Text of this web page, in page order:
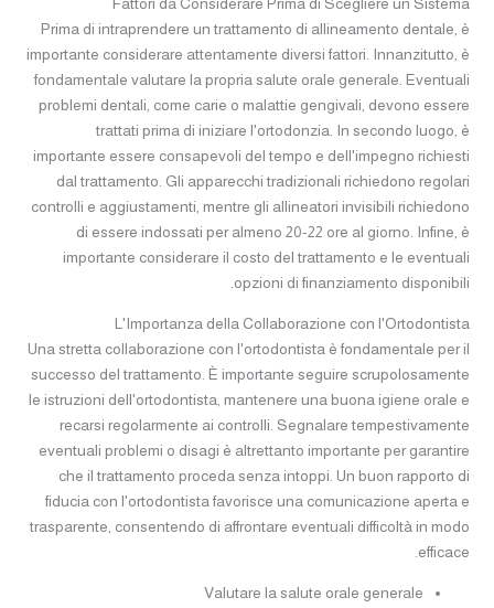
Prima di intraprendere un trattamento di allineamento dentale, è
importante considerare attentamente diversi fattori. Innanzitutto, è
fondamentale valutare la propria salute orale generale. Eventuali
problemi dentali, come carie o malattie gengivali, devono essere
trattati prima di iniziare l'ortodonzia. In secondo luogo, è
importante essere consapevoli del tempo e dell'impegno richiesti
dal trattamento. Gli apparecchi tradizionali richiedono regolari
controlli e aggiustamenti, mentre gli allineatori invisibili richiedono
di essere indossati per almeno 20-22 ore al giorno. Infine, è
importante considerare il costo del trattamento e le eventuali
opzioni di finanziamento disponibili.
L'Importanza della Collaborazione con l'Ortodontista
Una stretta collaborazione con l'ortodontista è fondamentale per il
successo del trattamento. È importante seguire scrupolosamente
le istruzioni dell'ortodontista, mantenere una buona igiene orale e
recarsi regolarmente ai controlli. Segnalare tempestivamente
eventuali problemi o disagi è altrettanto importante per garantire
che il trattamento proceda senza intoppi. Un buon rapporto di
fiducia con l'ortodontista favorisce una comunicazione aperta e
trasparente, consentendo di affrontare eventuali difficoltà in modo
efficace.
Valutare la salute orale generale